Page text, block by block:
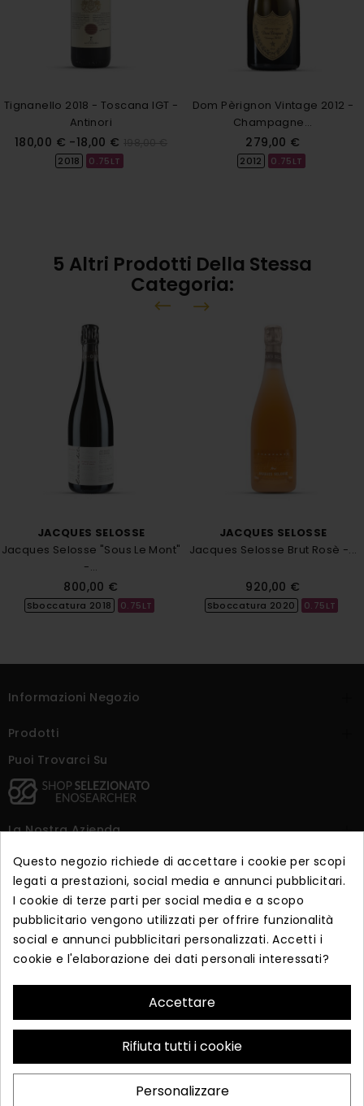
Tignanello 2018 - Toscana IGT -
Antinori
Prezzo
180,00 € -18,00 €
base
2018 0.75LT
Dom Pèrignon Vintage 2012 -
Champagne...
Prezzo
279,00 €
2012 0.75LT
5 Altri Prodotti Della Stessa
Categoria:
JACQUES SELOSSE
Jacques Selosse "Sous Le Mont"
-...
Prezzo
800,00 €
Sboccatura 2018 0.75LT
JACQUES SELOSSE
Jacques Selosse Brut Rosè -...
Prezzo
920,00 €
Sboccatura 2020 0.75LT
Informazioni Negozio
Prodotti
Puoi Trovarci Su
La Nostra Azienda 
Dicono Di Noi 
Iscriviti alla newsletter
Iscriviti per ricevere offerte esclusive e vendite in anteprima.
© 2026 - Realizzato da Essea s.r.l. Via Corrado Alvaro 87043
Questo negozio richiede di accettare i cookie per scopi
legati a prestazioni, social media e annunci pubblicitari.
I cookie di terze parti per social media e a scopo
pubblicitario vengono utilizzati per offrire funzionalità
social e annunci pubblicitari personalizzati. Accetti i
cookie e l'elaborazione dei dati personali interessati?
Accettare
Rifiuta tutti i cookie
Personalizzare